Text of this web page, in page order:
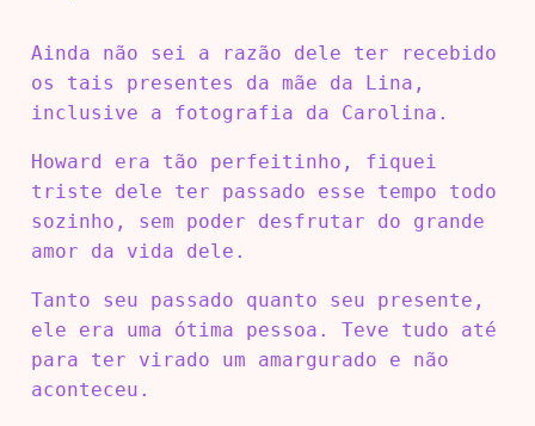
Ainda não sei a razão dele ter recebido
os tais presentes da mãe da Lina,
inclusive a fotografia da Carolina.
Howard era tão perfeitinho, fiquei
triste dele ter passado esse tempo todo
sozinho, sem poder desfrutar do grande
amor da vida dele.
Tanto seu passado quanto seu presente,
ele era uma ótima pessoa. Teve tudo até
para ter virado um amargurado e não
aconteceu.